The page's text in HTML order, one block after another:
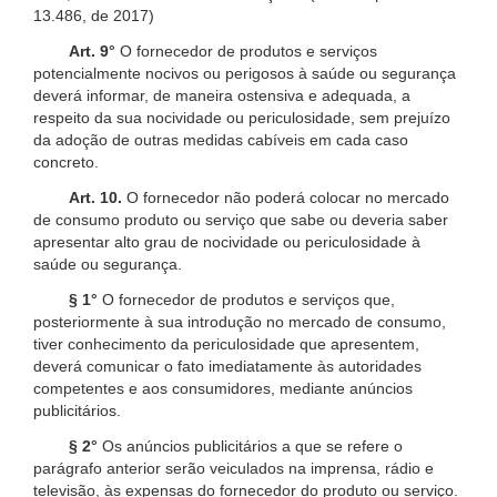
13.486, de 2017)
Art. 9° O fornecedor de produtos e serviços
potencialmente nocivos ou perigosos à saúde ou segurança
deverá informar, de maneira ostensiva e adequada, a
respeito da sua nocividade ou periculosidade, sem prejuízo
da adoção de outras medidas cabíveis em cada caso
concreto.
Art. 10. O fornecedor não poderá colocar no mercado
de consumo produto ou serviço que sabe ou deveria saber
apresentar alto grau de nocividade ou periculosidade à
saúde ou segurança.
§ 1° O fornecedor de produtos e serviços que,
posteriormente à sua introdução no mercado de consumo,
tiver conhecimento da periculosidade que apresentem,
deverá comunicar o fato imediatamente às autoridades
competentes e aos consumidores, mediante anúncios
publicitários.
§ 2° Os anúncios publicitários a que se refere o
parágrafo anterior serão veiculados na imprensa, rádio e
televisão, às expensas do fornecedor do produto ou serviço.